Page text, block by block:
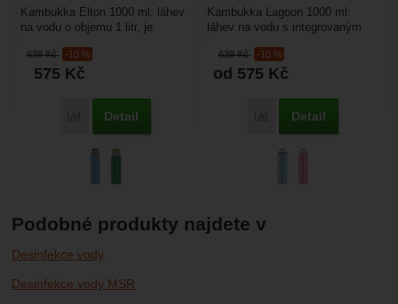
639Kč -10 %
575 Kč
Porovnat
Detail
Kambukka Elton 1000 ml: láhev
na vodu o objemu 1 litr, je
moderního tritanu, plastového...
639Kč -10 %
od 575 Kč
Porovnat
Detail
Kambukka Lagoon 1000 ml:
láhev na vodu s integrovaným
víčkem které kryje
pítko. Láhev...
Podobné produkty najdete v
Desinfekce vody
Desinfekce vody MSR